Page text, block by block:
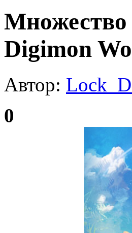
Множество
Digimon
Автор:
0